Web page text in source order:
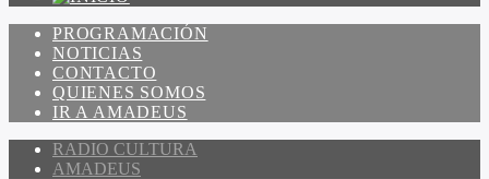
PROGRAMACIÓN
NOTICIAS
CONTACTO
QUIENES SOMOS
IR A AMADEUS
RADIO CULTURA
AMADEUS